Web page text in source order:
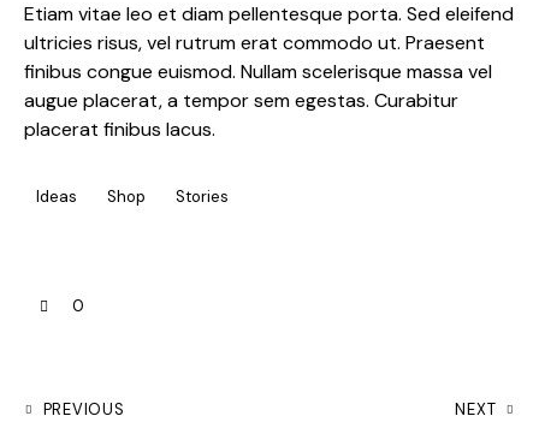
Etiam vitae leo et diam pellentesque porta. Sed eleifend
ultricies risus, vel rutrum erat commodo ut. Praesent
finibus congue euismod. Nullam scelerisque massa vel
augue placerat, a tempor sem egestas. Curabitur
placerat finibus lacus.
Ideas Shop Stories
0
PREVIOUS NEXT